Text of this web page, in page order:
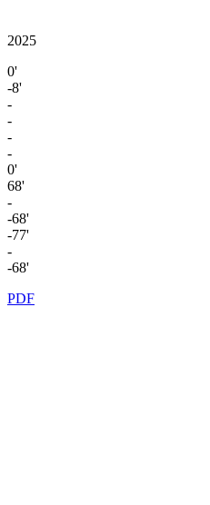
2025
0'
-8'
-
-
-
-
0'
68'
-
-68'
-77'
-
-68'
PDF